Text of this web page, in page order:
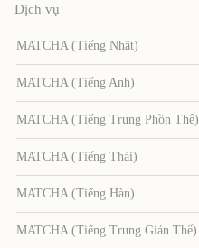
Dịch vụ
MATCHA (Tiếng Nhật)
MATCHA (Tiếng Anh)
MATCHA (Tiếng Trung Phồn Thể)
MATCHA (Tiếng Thái)
MATCHA (Tiếng Hàn)
MATCHA (Tiếng Trung Giản Thể)